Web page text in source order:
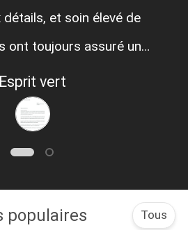
et soin élevé de
ont toujours assuré un
tous nos besoins. Ils ont
service professionnel très
des impératifs
des permis et aux
à un prix
Esprit vert
populaires Tous